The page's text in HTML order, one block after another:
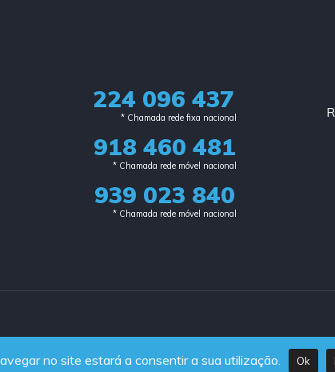
224 096 437
* Chamada rede fixa nacional​
918 460 481
* Chamada rede móvel nacional
939 023 840​
* Chamada rede móvel nacional
no site estará a consentir a sua utilização.
Ok